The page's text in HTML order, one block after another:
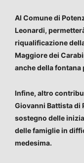
Al Comune di
Leonardi,
riqualificazione
Maggiore dei
anche della fontana
Infine, altro
Giovanni Battista di
sostegno delle
delle famiglie in
medesima.